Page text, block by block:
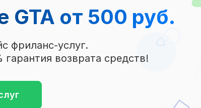
GTA от 500 руб.
фриланс-услуг.
возврата средств!